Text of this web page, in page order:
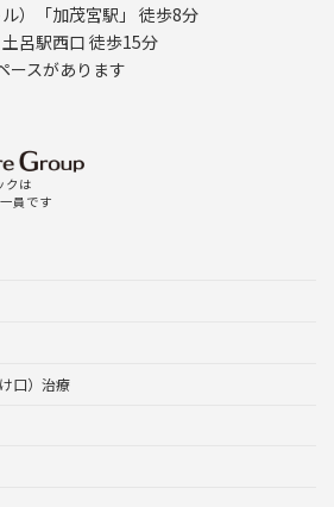
）「加茂宮駅」 徒歩8分
呂駅西口 徒歩15分
ースがあります
クは
員です
口）治療